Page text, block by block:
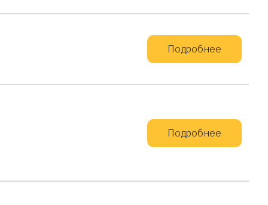
Подробнее
Подробнее